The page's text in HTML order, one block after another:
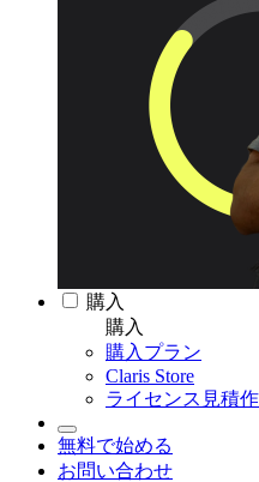
購入
購入
購入プラン
Claris Store
ライセンス見積
無料で始める
お問い合わせ